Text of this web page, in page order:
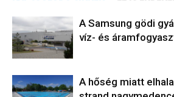
A Samsung gödi
víz- és
A hőség miatt